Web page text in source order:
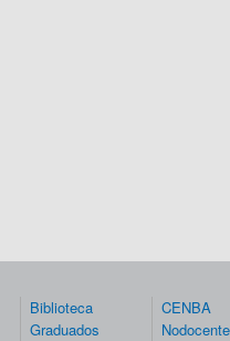
Biblioteca
Graduados
CENBA